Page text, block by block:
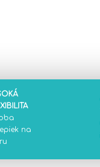
na